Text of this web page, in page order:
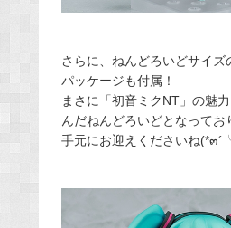
さらに、ねんどろいどサイズ
パッケージも付属！
まさに「初音ミクNT」の魅
んだねんどろいどとなってお
手元にお迎えくださいね(*